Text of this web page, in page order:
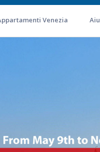
Venezia